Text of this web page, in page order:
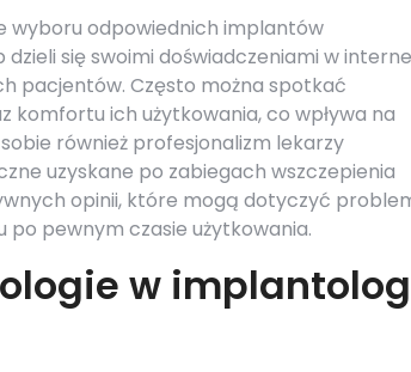
wyboru odpowiednich implantów
się swoimi doświadczeniami w
pacjentów. Często można spotkać
ich użytkowania, co wpływa na
również profesjonalizm lekarzy
uzyskane po zabiegach wszczepienia
opinii, które mogą dotyczyć
po pewnym czasie użytkowania.
w